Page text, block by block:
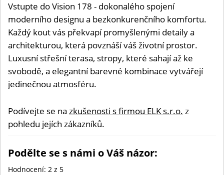
Vstupte do Vision 178 - dokonalého spojení
moderního designu a bezkonkurenčního komfortu.
Každý kout vás překvapí promyšlenými detaily a
architekturou, která povznáší váš životní prostor.
Luxusní střešní terasa, stropy, které sahají až ke
svobodě, a elegantní barevné kombinace vytvářejí
jedinečnou atmosféru.
Podívejte se na zkušenosti s firmou ELK s.r.o. z
pohledu jejích zákazníků.
Podělte se s námi o Váš názor:
Hodnocení: 2 z 5